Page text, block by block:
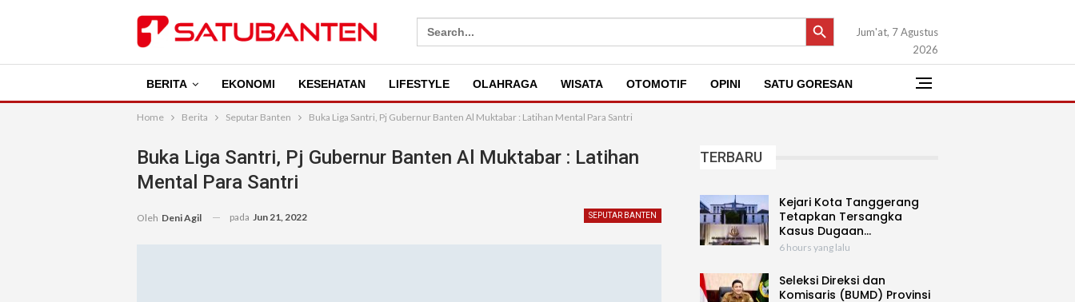
Search
for:
SEARCH BUTTON
Jum'at, 7 Agustus
2026
BERITA EKONOMI KESEHATAN LIFESTYLE OLAHRAGA WISATA OTOMOTIF OPINI SATU GORESAN
Home Berita Seputar Banten Buka Liga Santri, Pj Gubernur Banten Al Muktabar : Latihan Mental Para Santri
Buka Liga Santri, Pj Gubernur Banten Al Muktabar : Latihan
Mental Para Santri
SEPUTAR BANTEN
Oleh Deni Agil pada Jun 21, 2022
TERBARU
Kejari Kota Tanggerang
Tetapkan Tersangka
Kasus Dugaan…
6 hours yang lalu
Seleksi Direksi dan
Komisaris (BUMD) Provinsi